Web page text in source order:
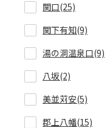
関口(25)
関下有知(9)
湯の洞温泉口(9)
八坂(2)
美並苅安(5)
郡上八幡(15)